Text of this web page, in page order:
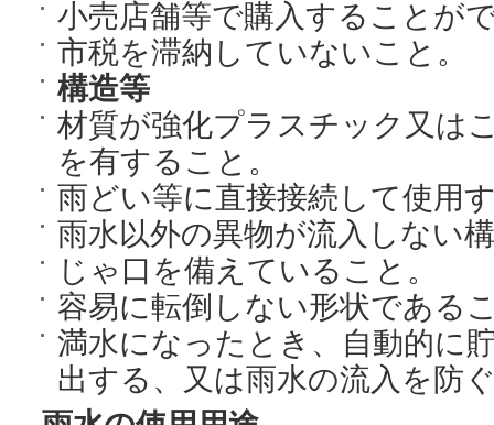
小売店舗等で購入することが
市税を滞納していないこと。
構造等
材質が強化プラスチック又は
を有すること。
雨どい等に直接接続して使用
雨水以外の異物が流入しない
じゃ口を備えていること。
容易に転倒しない形状である
満水になったとき、自動的に
出する、又は雨水の流入を防